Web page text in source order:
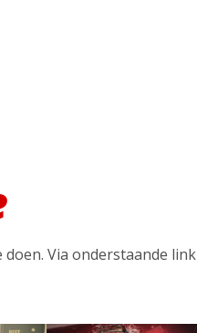
Via onderstaande link